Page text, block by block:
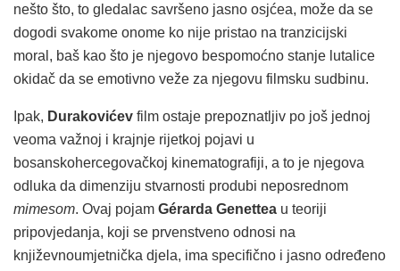
nešto što, to gledalac savršeno jasno osjćea, može da se
dogodi svakome onome ko nije pristao na tranzicijski
moral, baš kao što je njegovo bespomoćno stanje lutalice
okidač da se emotivno veže za njegovu filmsku sudbinu.
Ipak, Durakovićev film ostaje prepoznatljiv po još jednoj
veoma važnoj i krajnje rijetkoj pojavi u
bosanskohercegovačkoj kinematografiji, a to je njegova
odluka da dimenziju stvarnosti produbi neposrednom
mimesom. Ovaj pojam Gérarda Genettea u teoriji
pripovjedanja, koji se prvenstveno odnosi na
književnoumjetnička djela, ima specifično i jasno određeno